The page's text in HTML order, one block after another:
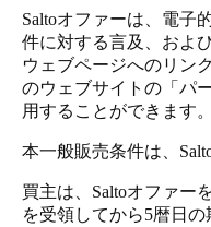
Saltoオファーは、電子
件に対する言及、およ
ウェブページへのリン
のウェブサイトの「パ
用することができます
本一般販売条件は、
買主は、Saltoオファー
を受領してから5暦日